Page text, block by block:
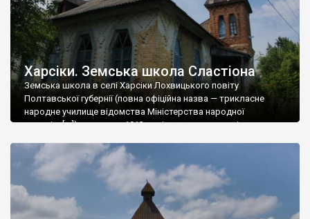
Харсіки. Земська школа Сластіона
Земська школа в селі Харсіки Лохвицького повіту
Полтавської губернії (повна офіційна назва — трикласне
народне училище відомства Міністерства народної
просвіти[ru]) зведена в 1913 році за проектом архітектора
багатьох шкіл Лохвицького земства. Шкільний комплекс в
Харсіках включав власне школу (зведена 1913 року),
дерев‘яний сарай, дубовий погріб, відхідник, […]